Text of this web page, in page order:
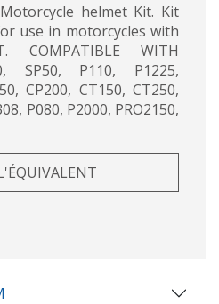
helmet Kit. Kit
use in motorcycles with
WITH
SP50, P110, P1225,
CP200, CT150, CT250,
P080, P2000, PRO2150,